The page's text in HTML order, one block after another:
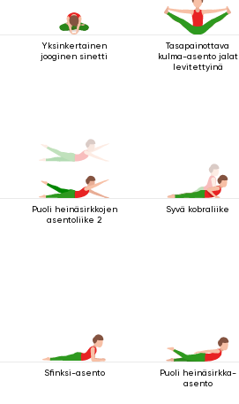
Yksinkertainen
jooginen sinetti
Tasapainottava
kulma-asento jalat
levitettyinä
Puoli heinäsirkkojen
asentoliike 2
Syvä kobraliike
Sfinksi-asento
Puoli heinäsirkka-
asento